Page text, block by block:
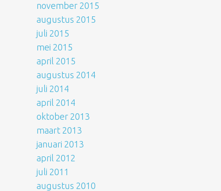
november 2015
augustus 2015
juli 2015
mei 2015
april 2015
augustus 2014
juli 2014
april 2014
oktober 2013
maart 2013
januari 2013
april 2012
juli 2011
augustus 2010